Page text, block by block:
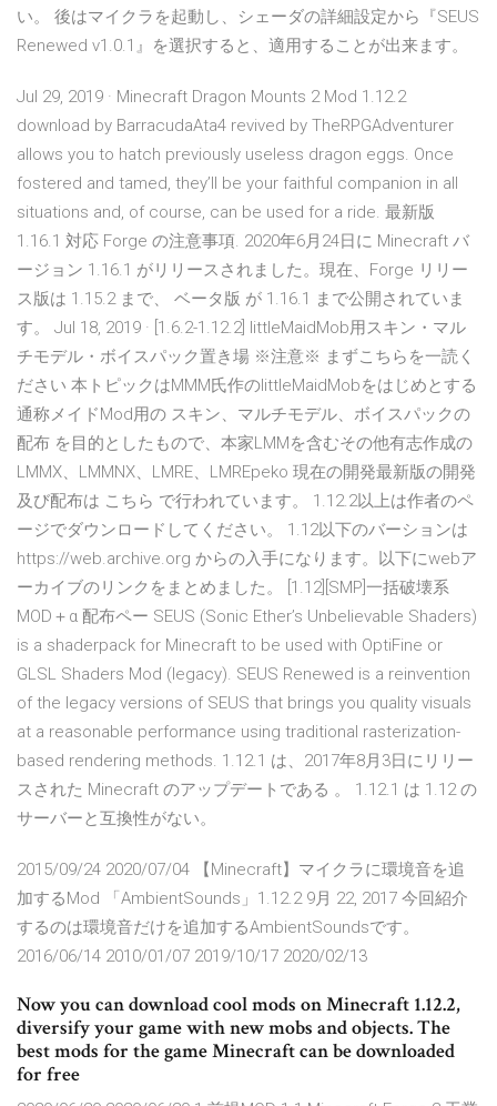
い。 後はマイクラを起動し、シェーダの詳細設定から『SEUS
Renewed v1.0.1』を選択すると、適用することが出来ます。
Jul 29, 2019 · Minecraft Dragon Mounts 2 Mod 1.12.2
download by BarracudaAta4 revived by TheRPGAdventurer
allows you to hatch previously useless dragon eggs. Once
fostered and tamed, they’ll be your faithful companion in all
situations and, of course, can be used for a ride. 最新版
1.16.1 対応 Forge の注意事項. 2020年6月24日に Minecraft バ
ージョン 1.16.1 がリリースされました。現在、Forge リリー
ス版は 1.15.2 まで、 ベータ版 が 1.16.1 まで公開されていま
す。 Jul 18, 2019 · [1.6.2-1.12.2] littleMaidMob用スキン・マル
チモデル・ボイスパック置き場 ※注意※ まずこちらを一読く
ださい 本トピックはMMM氏作のlittleMaidMobをはじめとする
通称メイドMod用の スキン、マルチモデル、ボイスパックの
配布 を目的としたもので、本家LMMを含むその他有志作成の
LMMX、LMMNX、LMRE、LMREpeko 現在の開発最新版の開発
及び配布は こちら で行われています。 1.12.2以上は作者のペ
ージでダウンロードしてください。 1.12以下のバーションは
https://web.archive.org からの入手になります。以下にwebア
ーカイブのリンクをまとめました。 [1.12][SMP]一括破壊系
MOD＋α 配布ペー SEUS (Sonic Ether’s Unbelievable Shaders)
is a shaderpack for Minecraft to be used with OptiFine or
GLSL Shaders Mod (legacy). SEUS Renewed is a reinvention
of the legacy versions of SEUS that brings you quality visuals
at a reasonable performance using traditional rasterization-
based rendering methods. 1.12.1 は、2017年8月3日にリリー
スされた Minecraft のアップデートである 。 1.12.1 は 1.12 の
サーバーと互換性がない。
2015/09/24 2020/07/04 【Minecraft】マイクラに環境音を追
加するMod 「AmbientSounds」1.12.2 9月 22, 2017 今回紹介
するのは環境音だけを追加するAmbientSoundsです。
2016/06/14 2010/01/07 2019/10/17 2020/02/13
Now you can download cool mods on Minecraft 1.12.2,
diversify your game with new mobs and objects. The
best mods for the game Minecraft can be downloaded
for free